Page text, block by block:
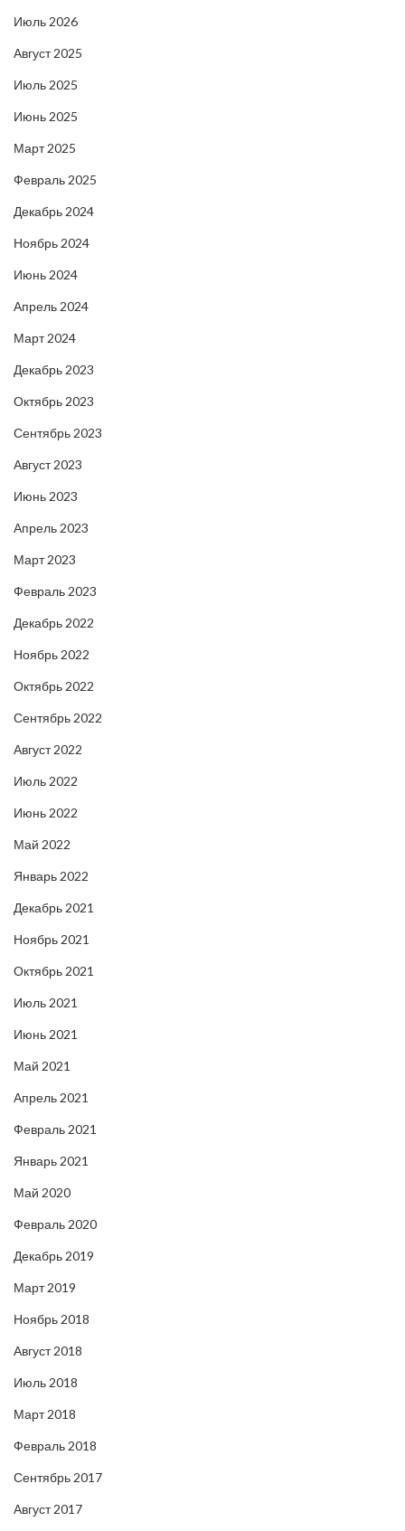
Июль 2026
Август 2025
Июль 2025
Июнь 2025
Март 2025
Февраль 2025
Декабрь 2024
Ноябрь 2024
Июнь 2024
Апрель 2024
Март 2024
Декабрь 2023
Октябрь 2023
Сентябрь 2023
Август 2023
Июнь 2023
Апрель 2023
Март 2023
Февраль 2023
Декабрь 2022
Ноябрь 2022
Октябрь 2022
Сентябрь 2022
Август 2022
Июль 2022
Июнь 2022
Май 2022
Январь 2022
Декабрь 2021
Ноябрь 2021
Октябрь 2021
Июль 2021
Июнь 2021
Май 2021
Апрель 2021
Февраль 2021
Январь 2021
Май 2020
Февраль 2020
Декабрь 2019
Март 2019
Ноябрь 2018
Август 2018
Июль 2018
Март 2018
Февраль 2018
Сентябрь 2017
Август 2017